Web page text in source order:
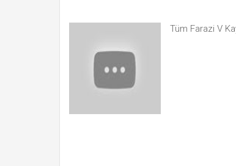
Tüm Farazi V